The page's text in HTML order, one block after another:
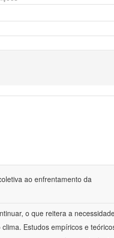
ao enfrentamento da
o que reitera a
Estudos empíricos e